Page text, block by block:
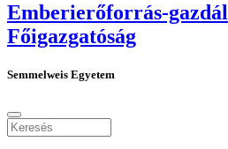
Emberierőforrás-
Főigazgatóság
Semmelweis Egyetem